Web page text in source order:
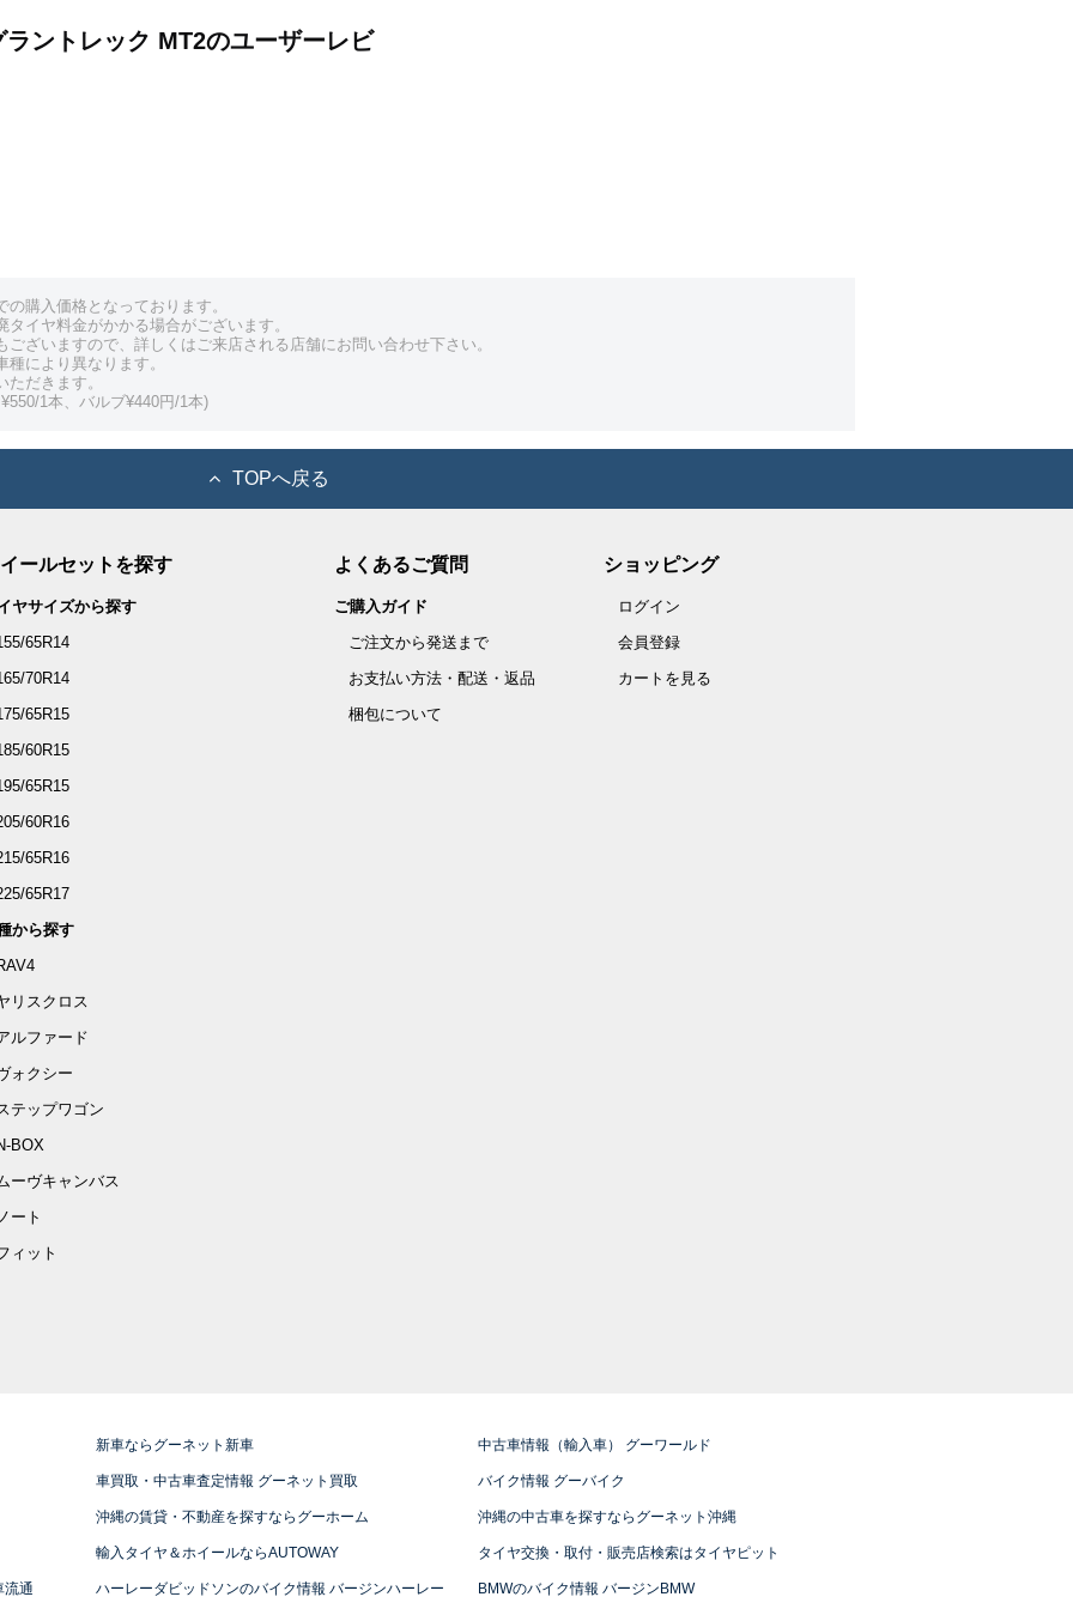
ントレック MT2のユーザーレビ
購入価格となっております。
イヤ料金がかかる場合がございます。
ざいますので、詳しくはご来店される店舗にお問い合わせ下さい。
により異なります。
だきます。
1本、バルブ¥440円/1本)
TOPへ戻る
ールセットを探す
ヤサイズから探す
65R14
70R14
65R15
60R15
65R15
60R16
65R16
65R17
から探す
リスクロス
ルファード
ォクシー
テップワゴン
BOX
ーヴキャンバス
ート
ィット
よくあるご質問
ご購入ガイド
ご注文から発送まで
お支払い方法・配送・返品
梱包について
ショッピング
ログイン
会員登録
カートを見る
新車ならグーネット新車 中古車情報（輸入車） グーワールド
車買取・中古車査定情報 グーネット買取 バイク情報 グーバイク
沖縄の賃貸・不動産を探すならグーホーム 沖縄の中古車を探すならグーネット沖縄
輸入タイヤ＆ホイールならAUTOWAY タイヤ交換・取付・販売店検索はタイヤピット
流通 ハーレーダビッドソンのバイク情報 バージンハーレー BMWのバイク情報 バージンBMW